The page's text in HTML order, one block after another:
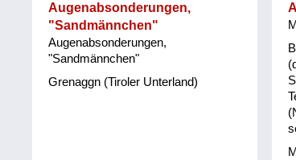
Augenabsonderungen,
"Sandmännchen"
Augenabsonderungen,
"Sandmännchen"
Grenaggn (Tiroler Unterland)